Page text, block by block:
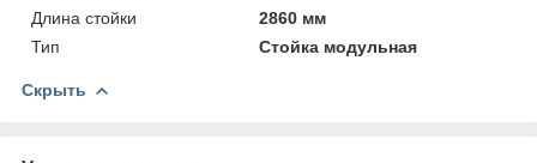
Длина стойки
2860 мм
Тип
Стойка модульная
Скрыть